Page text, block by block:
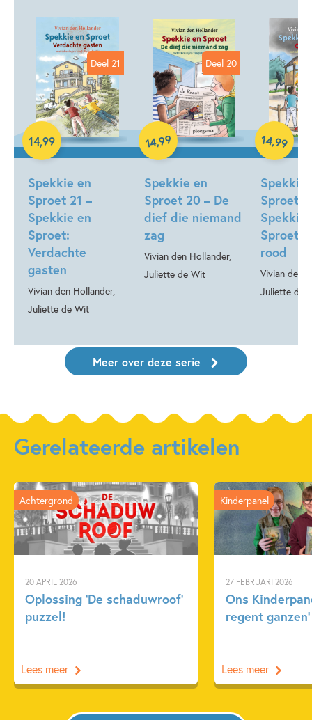
Deel 21
Spekkie en
Sproet 21 –
Spekkie en
Sproet:
Verdachte
gasten
Vivian den Hollander,
Juliette de Wit
14,99
Hardcover
Deel 20
Spekkie en
Sproet 20 – De
dief die niemand
zag
Vivian den Hollander,
Juliette de Wit
14,99
Hardcover
Spekkie
Sproet
Spekkie
Sproet:
rood
Vivian den
Juliette de
14,99
Hardcover
Meer over deze serie
Gerelateerde artikelen
20 APRIL 2026
Oplossing ‘De schaduwroof’
puzzel!
Achtergrond
Lees meer
27 FEBRUARI 2026
Ons
regent ganzen’
Kinderpanel
Lees meer